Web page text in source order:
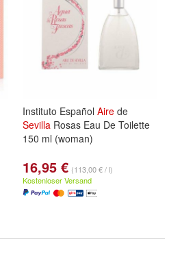
Instituto Español Aire de
Sevilla Rosas Eau De Toilette
150 ml (woman)
16,95 € (113,00 € / l)
Kostenloser Versand